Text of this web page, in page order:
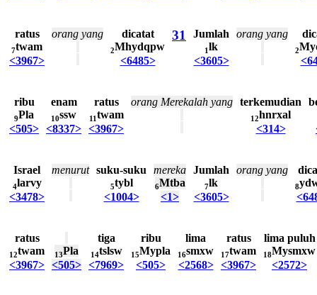
ratus
7twam
<3967>
orang yang dicatat
2Mhydqpw
<6485>
31 Jumlah
1lk
<3605>
orang yang
2
ribu
9Pla
<505>
enam
10ssw
<8337>
ratus
11twam
<3967>
orang Merekalah yang terkemudian
12hnrxal
<314>
Israel
4larvy
<3478>
menurut suku-suku
5tybl
<1004>
mereka
6Mtba
<1>
Jumlah
7lk
<3605>
orang yang
8
ratus
12twam
<3967>
13Pla
<505>
tiga
14tslsw
<7969>
ribu
15Mypla
<505>
lima
16smxw
<2568>
ratus
17twam
<3967>
lima puluh
18Mysmxw
<2572>